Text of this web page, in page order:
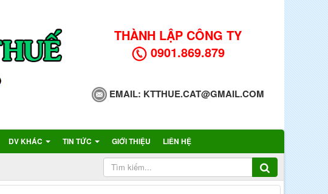
THÀNH LẬP CÔNG TY
0901.869.879
EMAIL: KTTHUE.CAT@GMAIL.COM
DV KHÁC TIN TỨC GIỚI THIỆU LIÊN HỆ